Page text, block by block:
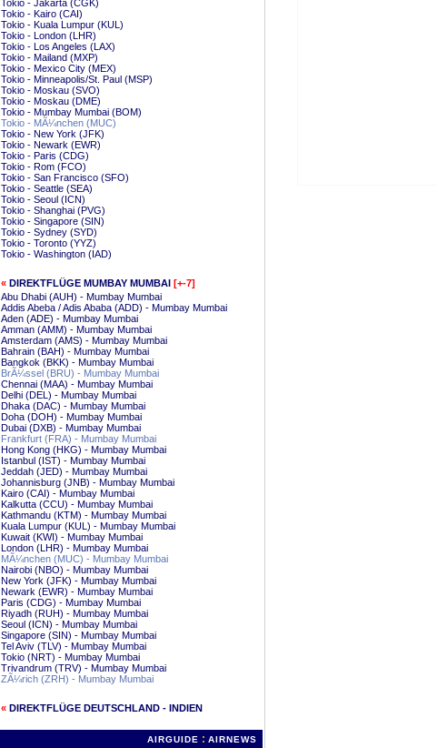
Tokio - Jakarta (CGK)
Tokio - Kairo (CAI)
Tokio - Kuala Lumpur (KUL)
Tokio - London (LHR)
Tokio - Los Angeles (LAX)
Tokio - Mailand (MXP)
Tokio - Mexico City (MEX)
Tokio - Minneapolis/St. Paul (MSP)
Tokio - Moskau (SVO)
Tokio - Moskau (DME)
Tokio - Mumbay Mumbai (BOM)
Tokio - MÃ¼nchen (MUC)
Tokio - New York (JFK)
Tokio - Newark (EWR)
Tokio - Paris (CDG)
Tokio - Rom (FCO)
Tokio - San Francisco (SFO)
Tokio - Seattle (SEA)
Tokio - Seoul (ICN)
Tokio - Shanghai (PVG)
Tokio - Singapore (SIN)
Tokio - Sydney (SYD)
Tokio - Toronto (YYZ)
Tokio - Washington (IAD)
« DIREKTFLÜGE MUMBAY MUMBAI [+-7]
Abu Dhabi (AUH) - Mumbay Mumbai
Addis Abeba / Adis Ababa (ADD) - Mumbay Mumbai
Aden (ADE) - Mumbay Mumbai
Amman (AMM) - Mumbay Mumbai
Amsterdam (AMS) - Mumbay Mumbai
Bahrain (BAH) - Mumbay Mumbai
Bangkok (BKK) - Mumbay Mumbai
BrÃ¼ssel (BRU) - Mumbay Mumbai
Chennai (MAA) - Mumbay Mumbai
Delhi (DEL) - Mumbay Mumbai
Dhaka (DAC) - Mumbay Mumbai
Doha (DOH) - Mumbay Mumbai
Dubai (DXB) - Mumbay Mumbai
Frankfurt (FRA) - Mumbay Mumbai
Hong Kong (HKG) - Mumbay Mumbai
Istanbul (IST) - Mumbay Mumbai
Jeddah (JED) - Mumbay Mumbai
Johannisburg (JNB) - Mumbay Mumbai
Kairo (CAI) - Mumbay Mumbai
Kalkutta (CCU) - Mumbay Mumbai
Kathmandu (KTM) - Mumbay Mumbai
Kuala Lumpur (KUL) - Mumbay Mumbai
Kuwait (KWI) - Mumbay Mumbai
London (LHR) - Mumbay Mumbai
MÃ¼nchen (MUC) - Mumbay Mumbai
Nairobi (NBO) - Mumbay Mumbai
New York (JFK) - Mumbay Mumbai
Newark (EWR) - Mumbay Mumbai
Paris (CDG) - Mumbay Mumbai
Riyadh (RUH) - Mumbay Mumbai
Seoul (ICN) - Mumbay Mumbai
Singapore (SIN) - Mumbay Mumbai
Tel Aviv (TLV) - Mumbay Mumbai
Tokio (NRT) - Mumbay Mumbai
Trivandrum (TRV) - Mumbay Mumbai
ZÃ¼rich (ZRH) - Mumbay Mumbai
« DIREKTFLÜGE DEUTSCHLAND - INDIEN
AIRGUIDE : AIRNEWS